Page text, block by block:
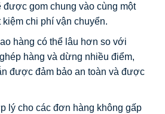
được gom chung vào cùng một
chi phí vận chuyển.
hàng có thể lâu hơn so với
hàng và dừng nhiều điểm,
được đảm bảo an toàn và được
lý cho các đơn hàng không gấp